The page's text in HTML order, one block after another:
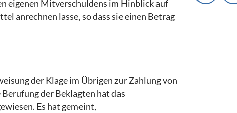
eigenen Mitverschuldens im Hinblick auf
anrechnen lasse, so dass sie einen Betrag
der Klage im Übrigen zur Zahlung von
der Beklagten hat das
Es hat gemeint,